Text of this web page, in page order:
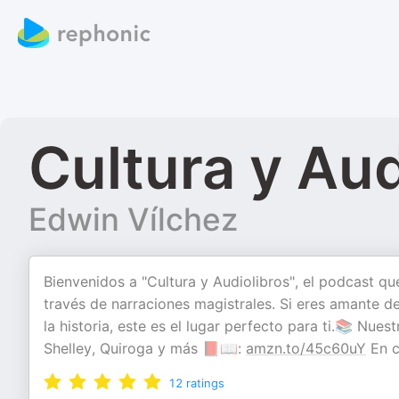
Cultura y
Edwin Vílchez
Bienvenidos a "Cultura y Audiolibros", el podcast
través de narraciones magistrales. Si eres amante
la historia, este es el lugar perfecto para ti.📚
Shelley, Quiroga y más 📕📖: amzn.to/45c60uY En
12 ratings